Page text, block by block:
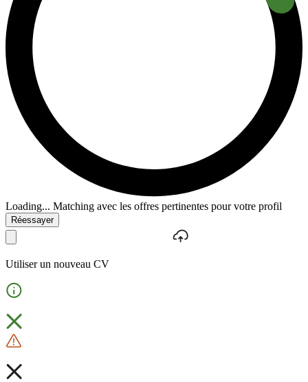
Loading... Matching avec les offres pertinentes pour votre profil
Réessayer
Utiliser un nouveau CV